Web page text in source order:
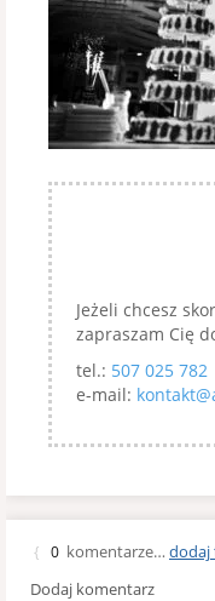
Jeżeli chcesz
zapraszam Cię
tel.: 507 025 782
e-mail:
{ 0 komentarze… dodaj
Dodaj komentarz